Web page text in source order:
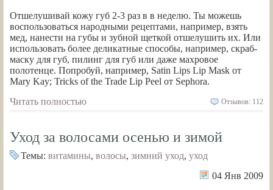
Отшелушивай кожу губ 2-3 раз в в неделю. Ты можешь
воспользоваться народными рецептами, например, взять
мед, нанести на губы и зубной щеткой отшелушить их. Или
использовать более деликатные способы, например, скраб-
маску для губ, пилинг для губ или даже махровое
полотенце. Попробуй, например, Satin Lips Lip Mask от
Mary Kay; Tricks of the Trade Lip Peel от Sephora.
Читать полностью
Отзывов: 112
Уход за волосами осенью и зимой
Темы: витамины, волосы, зимний уход, уход
04 Янв 2009